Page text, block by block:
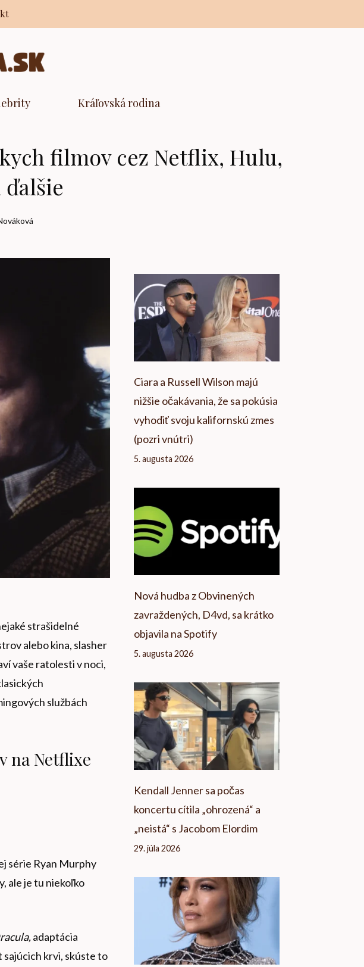
Kráľovská rodina
filmov cez Netflix, Hulu,
ďalšie
strašidelné
alebo kina, slasher
vaše ratolesti v noci,
službách
na Netflixe
série Ryan Murphy
ale je tu niekoľko
adaptácia
sajúcich krvi, skúste to
Ciara a Russell Wilson majú
nižšie očakávania, že sa pokúsia
vyhodiť svoju kalifornskú zmes
(pozri vnútri)
5. augusta 2026
Nová hudba z Obvinených
zavraždených, D4vd, sa krátko
objavila na Spotify
5. augusta 2026
Kendall Jenner sa počas
koncertu cítila „ohrozená“ a
„neistá“ s Jacobom Elordim
29. júla 2026